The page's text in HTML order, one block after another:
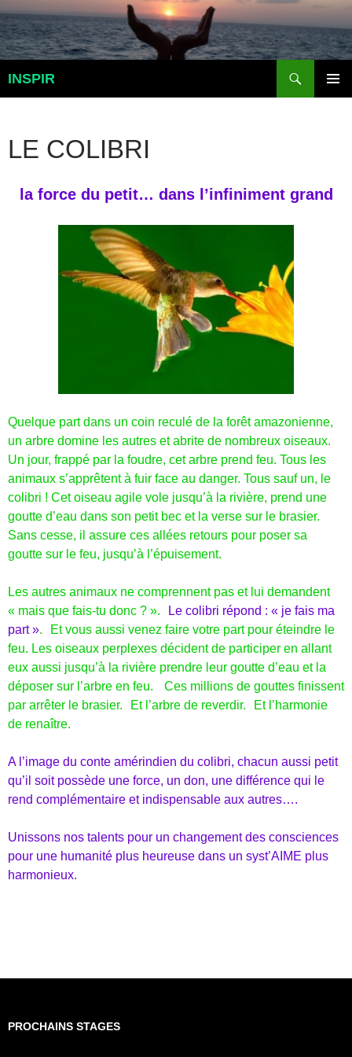
Aller
au
contenu
INSPIR
LE COLIBRI
la force du petit… dans l’infiniment grand
Quelque part dans un coin reculé de la forêt amazonienne,
un arbre domine les autres et abrite de nombreux oiseaux.
Un jour, frappé par la foudre, cet arbre prend feu. Tous les
animaux s’apprêtent à fuir face au danger. Tous sauf un, le
colibri ! Cet oiseau agile vole jusqu’à la rivière, prend une
goutte d’eau dans son petit bec et la verse sur le brasier.
Sans cesse, il assure ces allées retours pour poser sa
goutte sur le feu, jusqu’à l’épuisement.
Les autres animaux ne comprennent pas et lui demandent
« mais que fais-tu donc ? ».
Le colibri répond : « je fais ma
part ». Et vous aussi venez faire votre part pour éteindre le
feu. Les oiseaux perplexes décident de participer en allant
eux aussi jusqu’à la rivière prendre leur goutte d’eau et la
déposer sur l’arbre en feu. Ces millions de gouttes finissent
par arrêter le brasier. Et l’arbre de reverdir. Et l’harmonie
de renaître.
A l’image du conte amérindien du colibri, chacun aussi petit
qu’il soit possède une force, un don, une différence qui le
rend complémentaire et indispensable aux autres….
Unissons nos talents pour un changement des consciences
pour une humanité plus heureuse dans un syst’AIME plus
harmonieux.
PROCHAINS STAGES